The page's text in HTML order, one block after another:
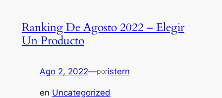
Ranking De Agosto 2022 – Elegir
Un Producto
Ago 2, 2022—poristern
en Uncategorized